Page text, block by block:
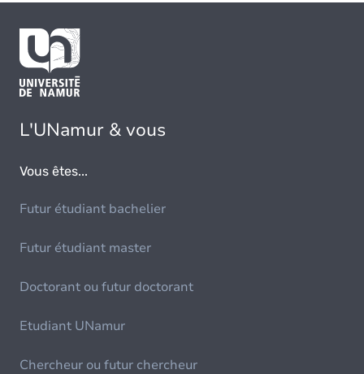
L'UNamur & vous
Vous êtes...
Futur étudiant bachelier
Futur étudiant master
Doctorant ou futur doctorant
Etudiant UNamur
Chercheur ou futur chercheur